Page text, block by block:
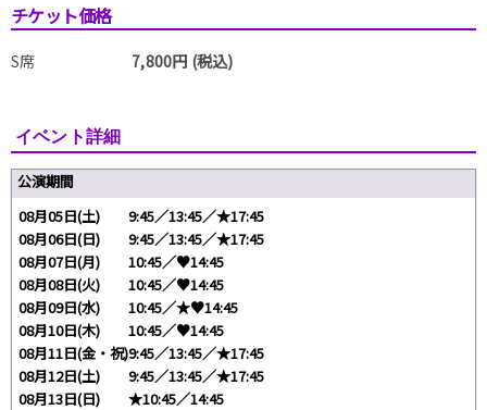
チケット価格
S席 7,800円 (税込)
イベント詳細
公演期間
08月05日(土) 9:45／13:45／★17:45
08月06日(日) 9:45／13:45／★17:45
08月07日(月) 10:45／♥14:45
08月08日(火) 10:45／♥14:45
08月09日(水) 10:45／★♥14:45
08月10日(木) 10:45／♥14:45
08月11日(金・祝)9:45／13:45／★17:45
08月12日(土) 9:45／13:45／★17:45
08月13日(日) ★10:45／14:45